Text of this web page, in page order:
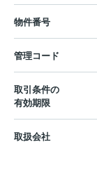
物件番号
管理コード
取引条件の
有効期限
取扱会社